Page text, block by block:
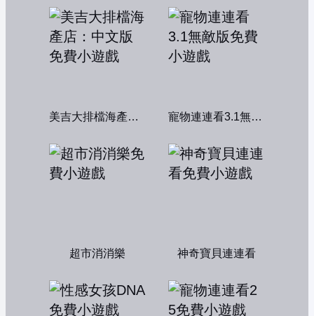
美吉大排檔海產店：中文版 寵物連連看3.1無敵版
超市消消樂 神奇寶貝連連看